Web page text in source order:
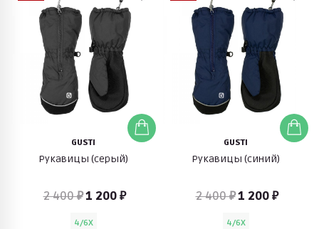
GUSTI
Рукавицы (серый)
2 400 ₽1 200 ₽
4/6X
GUSTI
Рукавицы (синий)
2 400 ₽1 200 ₽
4/6X